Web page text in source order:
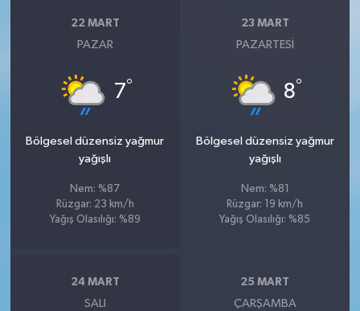
22 MART
PAZAR
7°
Bölgesel düzensiz yağmur
yağışlı
Nem: %87
Rüzgar: 23 km/h
Yağış Olasılığı: %89
23 MART
PAZARTESI
8°
Bölgesel düzensiz yağmur
yağışlı
Nem: %81
Rüzgar: 19 km/h
Yağış Olasılığı: %85
24 MART
SALI
25 MART
ÇARŞAMBA